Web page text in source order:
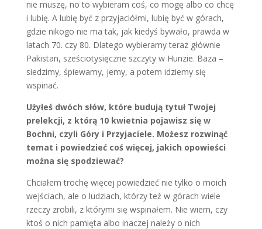
nie muszę, no to wybieram coś, co mogę albo co chcę
i lubię. A lubię być z przyjaciółmi, lubię być w górach,
gdzie nikogo nie ma tak, jak kiedyś bywało, prawda w
latach 70. czy 80. Dlatego wybieramy teraz głównie
Pakistan, sześciotysięczne szczyty w Hunzie. Baza –
siedzimy, śpiewamy, jemy, a potem idziemy się
wspinać.
Użyłeś dwóch słów, które budują tytuł Twojej
prelekcji, z którą 10 kwietnia pojawisz się w
Bochni, czyli Góry i Przyjaciele. Możesz rozwinąć
temat i powiedzieć coś więcej, jakich opowieści
można się spodziewać?
Chciałem trochę więcej powiedzieć nie tylko o moich
wejściach, ale o ludziach, którzy też w górach wiele
rzeczy zrobili, z którymi się wspinałem. Nie wiem, czy
ktoś o nich pamięta albo inaczej należy o nich